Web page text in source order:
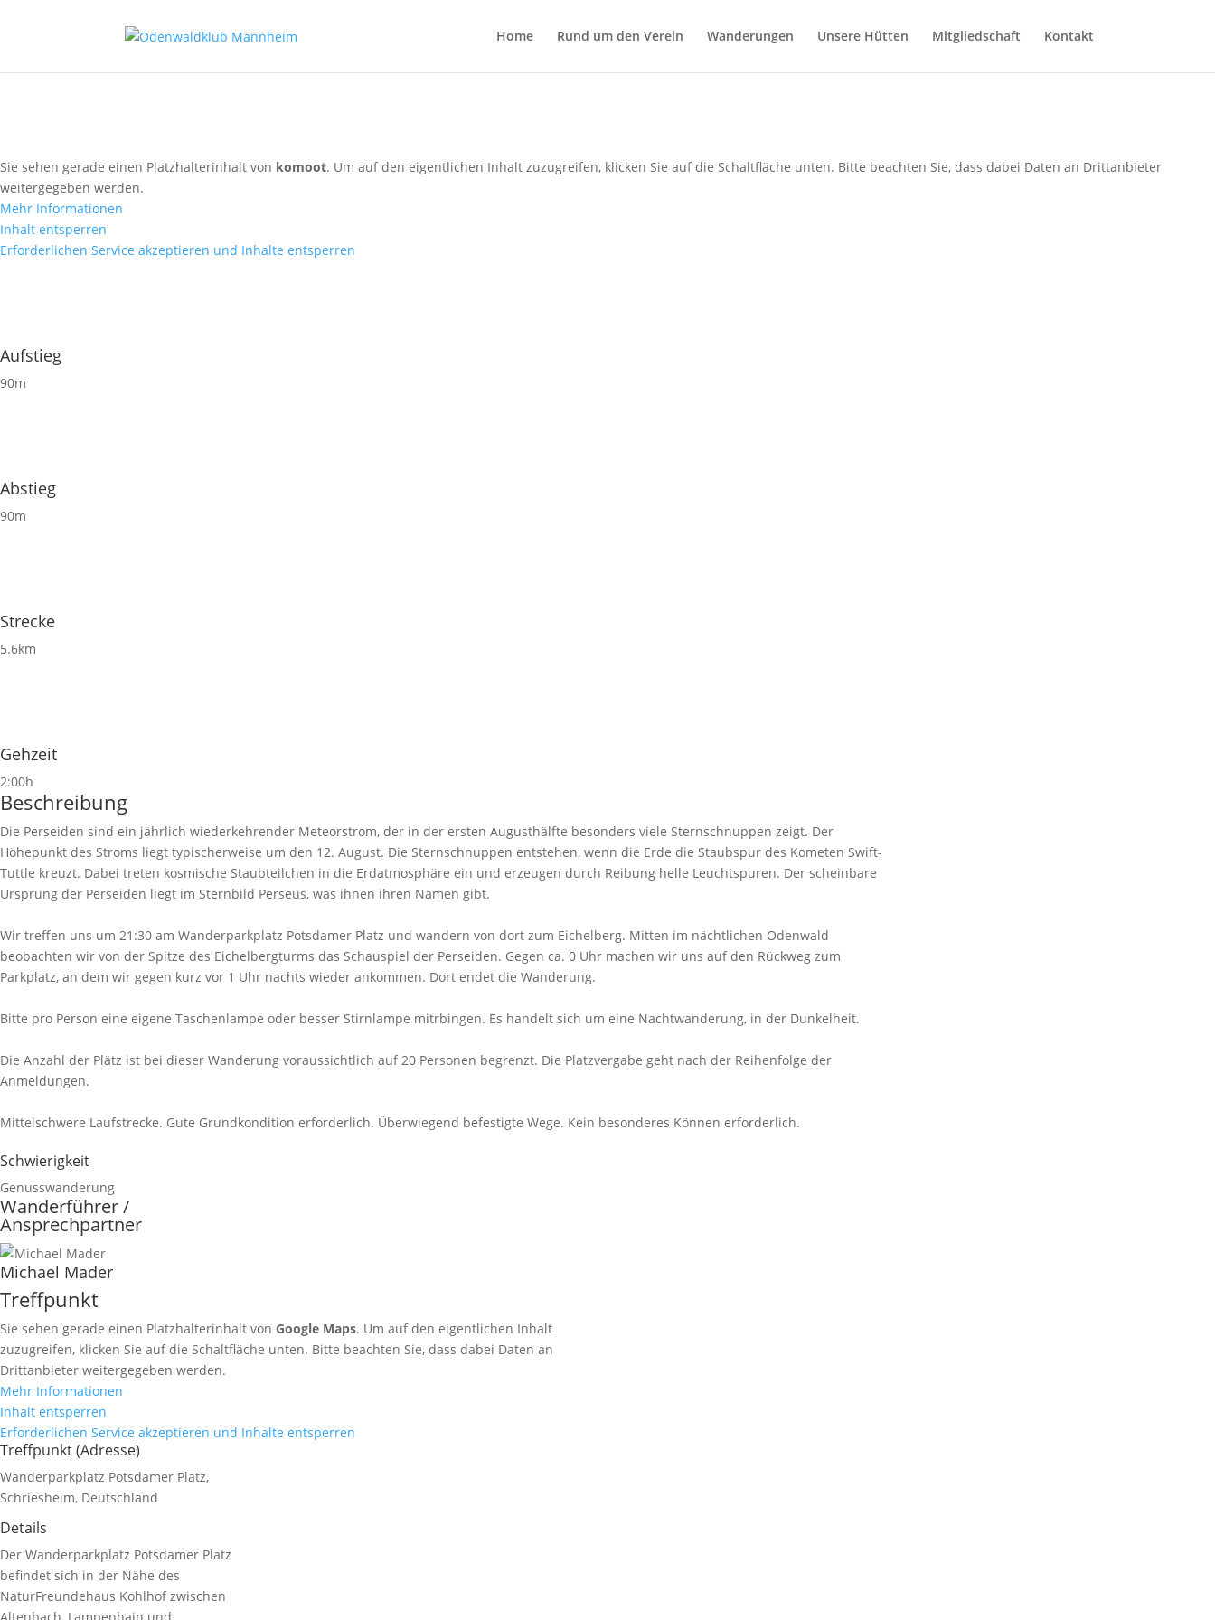
Home Rund um den Verein Wanderungen Unsere Hütten Mitgliedschaft Kontakt
Sie sehen gerade einen Platzhalterinhalt von komoot. Um auf den eigentlichen Inhalt zuzugreifen, klicken Sie auf die Schaltfläche unten. Bitte beachten Sie, dass dabei Daten an Drittanbieter
weitergegeben werden.
Mehr Informationen
Inhalt entsperren
Erforderlichen Service akzeptieren und Inhalte entsperren
Aufstieg
90m
Abstieg
90m
Strecke
5.6km
Gehzeit
2:00h
Beschreibung
Die Perseiden sind ein jährlich wiederkehrender Meteorstrom, der in der ersten Augusthälfte besonders viele Sternschnuppen zeigt. Der
Höhepunkt des Stroms liegt typischerweise um den 12. August. Die Sternschnuppen entstehen, wenn die Erde die Staubspur des Kometen Swift-
Tuttle kreuzt. Dabei treten kosmische Staubteilchen in die Erdatmosphäre ein und erzeugen durch Reibung helle Leuchtspuren. Der scheinbare
Ursprung der Perseiden liegt im Sternbild Perseus, was ihnen ihren Namen gibt.
Wir treffen uns um 21:30 am Wanderparkplatz Potsdamer Platz und wandern von dort zum Eichelberg. Mitten im nächtlichen Odenwald
beobachten wir von der Spitze des Eichelbergturms das Schauspiel der Perseiden. Gegen ca. 0 Uhr machen wir uns auf den Rückweg zum
Parkplatz, an dem wir gegen kurz vor 1 Uhr nachts wieder ankommen. Dort endet die Wanderung.
Bitte pro Person eine eigene Taschenlampe oder besser Stirnlampe mitrbingen. Es handelt sich um eine Nachtwanderung, in der Dunkelheit.
Die Anzahl der Plätz ist bei dieser Wanderung voraussichtlich auf 20 Personen begrenzt. Die Platzvergabe geht nach der Reihenfolge der
Anmeldungen.
Mittelschwere Laufstrecke. Gute Grundkondition erforderlich. Überwiegend befestigte Wege. Kein besonderes Können erforderlich.
Schwierigkeit
Genusswanderung
Wanderführer /
Ansprechpartner
Michael Mader
Treffpunkt
Sie sehen gerade einen Platzhalterinhalt von Google Maps. Um auf den eigentlichen Inhalt
zuzugreifen, klicken Sie auf die Schaltfläche unten. Bitte beachten Sie, dass dabei Daten an
Drittanbieter weitergegeben werden.
Mehr Informationen
Inhalt entsperren
Erforderlichen Service akzeptieren und Inhalte entsperren
Treffpunkt (Adresse)
Wanderparkplatz Potsdamer Platz,
Schriesheim, Deutschland
Details
Der Wanderparkplatz Potsdamer Platz
befindet sich in der Nähe des
NaturFreundehaus Kohlhof zwischen